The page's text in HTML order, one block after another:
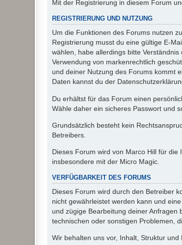
Mit der Registrierung in diesem Forum
REGISTRIERUNG UND NUTZUNG
Um die Funktionen des Forums nutzen
Registrierung musst du eine gültige E-
wählen, habe allerdings bitte
Verwendung von markenrechtlich
und deiner Nutzung des Forums kommt
Daten kannst du der
Du erhältst für das Forum einen
Wähle daher ein sicheres Passwort und
Grundsätzlich besteht kein
Betreibers.
Dieses Forum wird von Marco Hill für
insbesondere mit der Micro Magic.
VERFÜGBARKEIT DES FORUMS
Dieses Forum wird durch den Betreiber
nicht gewährleistet werden kann und
und zügige Bearbeitung deiner Anfragen
technischen oder sonstigen Problemen,
Wir behalten uns vor, Inhalt, Struktur